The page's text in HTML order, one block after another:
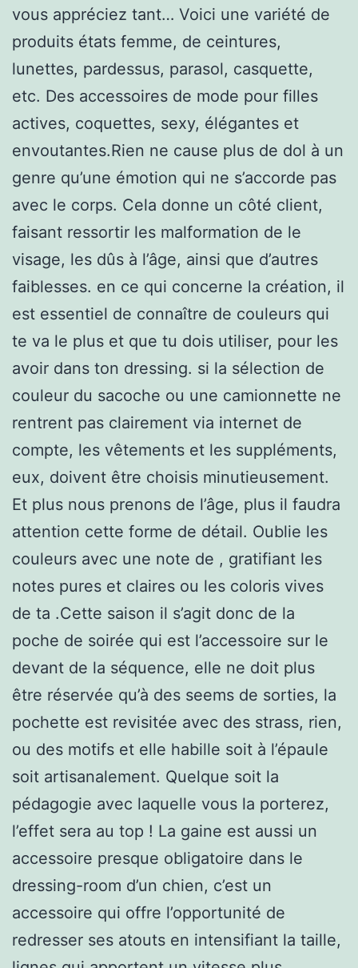
vous appréciez tant… Voici une variété de
produits états femme, de ceintures,
lunettes, pardessus, parasol, casquette,
etc. Des accessoires de mode pour filles
actives, coquettes, sexy, élégantes et
envoutantes.Rien ne cause plus de dol à un
genre qu’une émotion qui ne s’accorde pas
avec le corps. Cela donne un côté client,
faisant ressortir les malformation de le
visage, les dûs à l’âge, ainsi que d’autres
faiblesses. en ce qui concerne la création, il
est essentiel de connaître de couleurs qui
te va le plus et que tu dois utiliser, pour les
avoir dans ton dressing. si la sélection de
couleur du sacoche ou une camionnette ne
rentrent pas clairement via internet de
compte, les vêtements et les suppléments,
eux, doivent être choisis minutieusement.
Et plus nous prenons de l’âge, plus il faudra
attention cette forme de détail. Oublie les
couleurs avec une note de , gratifiant les
notes pures et claires ou les coloris vives
de ta .Cette saison il s’agit donc de la
poche de soirée qui est l’accessoire sur le
devant de la séquence, elle ne doit plus
être réservée qu’à des seems de sorties, la
pochette est revisitée avec des strass, rien,
ou des motifs et elle habille soit à l’épaule
soit artisanalement. Quelque soit la
pédagogie avec laquelle vous la porterez,
l’effet sera au top ! La gaine est aussi un
accessoire presque obligatoire dans le
dressing-room d’un chien, c’est un
accessoire qui offre l’opportunité de
redresser ses atouts en intensifiant la taille,